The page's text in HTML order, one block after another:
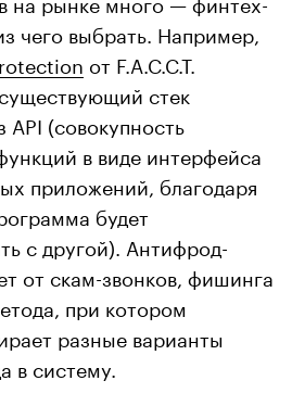
чего выбрать. Например,
от F.A.C.C.T.
стек
API (совокупность
в виде интерфейса
приложений, благодаря
будет
с другой). Антифрод-
от скам-звонков, фишинга
при котором
разные варианты
в систему.